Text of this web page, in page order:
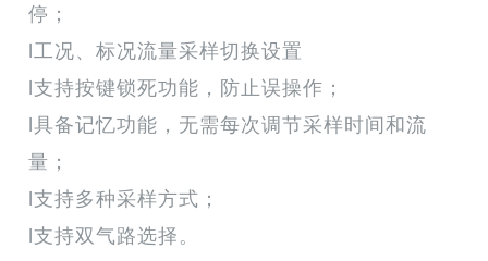
停；
l工况、标况流量采样切换设置
l支持按键锁死功能，防止误操作；
l具备记忆功能，无需每次调节采样时间和流
量；
l支持多种采样方式；
l支持双气路选择。